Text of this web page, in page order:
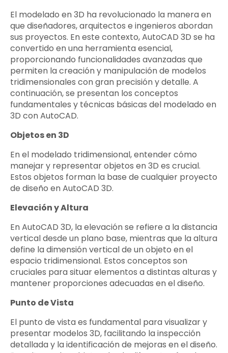
El modelado en 3D ha revolucionado la manera en
que diseñadores, arquitectos e ingenieros abordan
sus proyectos. En este contexto, AutoCAD 3D se ha
convertido en una herramienta esencial,
proporcionando funcionalidades avanzadas que
permiten la creación y manipulación de modelos
tridimensionales con gran precisión y detalle. A
continuación, se presentan los conceptos
fundamentales y técnicas básicas del modelado en
3D con AutoCAD.
Objetos en 3D
En el modelado tridimensional, entender cómo
manejar y representar objetos en 3D es crucial.
Estos objetos forman la base de cualquier proyecto
de diseño en AutoCAD 3D.
Elevación y Altura
En AutoCAD 3D, la elevación se refiere a la distancia
vertical desde un plano base, mientras que la altura
define la dimensión vertical de un objeto en el
espacio tridimensional. Estos conceptos son
cruciales para situar elementos a distintas alturas y
mantener proporciones adecuadas en el diseño.
Punto de Vista
El punto de vista es fundamental para visualizar y
presentar modelos 3D, facilitando la inspección
detallada y la identificación de mejoras en el diseño.